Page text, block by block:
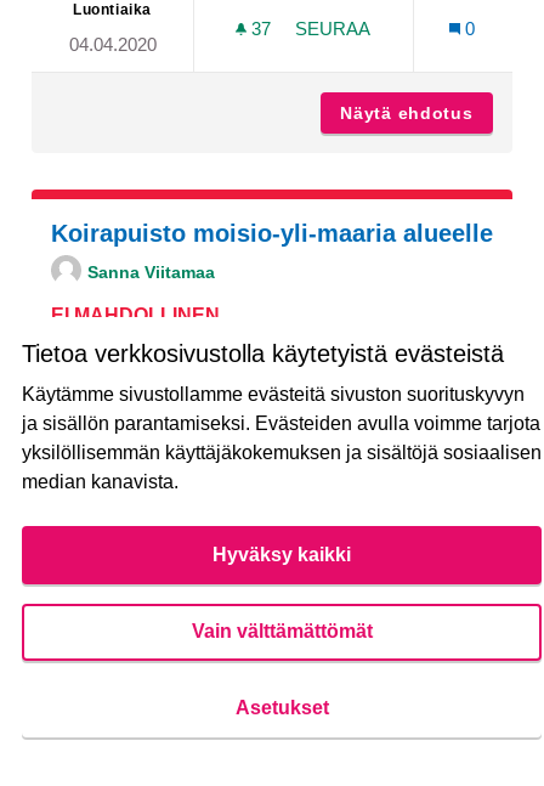
Tietoa verkkosivustolla käytetyistä evästeistä
Käytämme sivustollamme evästeitä sivuston suorituskyvyn
ja sisällön parantamiseksi. Evästeiden avulla voimme tarjota
yksilöllisemmän käyttäjäkokemuksen ja sisältöjä sosiaalisen
median kanavista.
Hyväksy kaikki
Vain välttämättömät
Asetukset
Luontiaika
04.04.2020
37 37 SEURAAJAA
SEURAA
0
Näytä ehdotus
Koirapuisto moisio-yli-maaria alueelle
Sanna Viitamaa
EI MAHDOLLINEN
Toivoisin moisio-yli-maaria alueelle koirapuistoa
keskeiselle paikalle. Esim buddha temppelin...
Luontiaika
02.04.2020
37 37 SEURAAJAA
SEURAA
KOIRAPUISTO MOISIO-
0
Näytä ehdotus